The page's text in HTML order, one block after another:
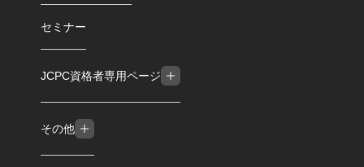
セミナー
JCPC資格者専用ページ
その他